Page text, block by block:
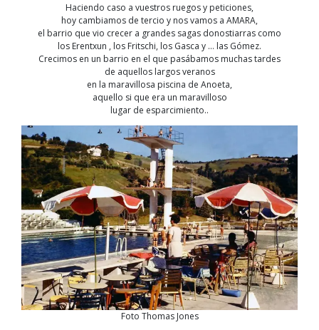
de
Sebastián
Haciendo caso a vuestros ruegos y peticiones,
hoy cambiamos de tercio y nos vamos a AMARA,
el barrio que vio crecer a grandes sagas donostiarras como
los Erentxun , los Fritschi, los Gasca y … las Gómez.
Crecimos en un barrio en el que pasábamos muchas tardes
de aquellos largos veranos
en la maravillosa piscina de Anoeta,
aquello si que era un maravilloso
lugar de esparcimiento..
Foto Thomas Jones